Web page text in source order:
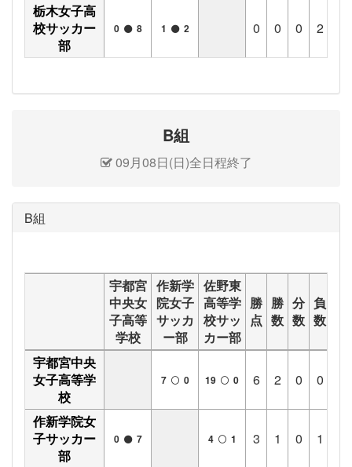
栃木女子高
校サッカー
部
0 8 1 2 0 0 0 2
B組
09月08日(日)全日程終了
B組
宇都宮
中央女
子高等
学校
作新学
院女子
サッカ
ー部
佐野東
高等学
校サッ
カー部
勝
点
勝
数
分
数
負
数
宇都宮中央
女子高等学
校
7 0 19 0 6 2 0 0
作新学院女
子サッカー
部
0 7 4 1 3 1 0 1